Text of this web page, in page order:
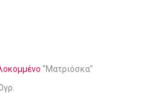
"Ματριόσκα"